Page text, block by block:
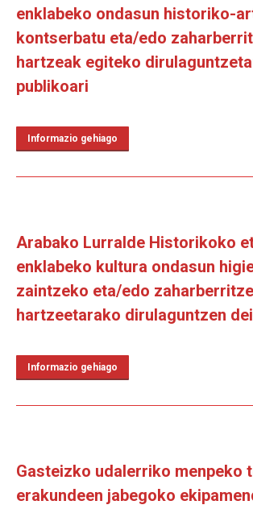
enklabeko ondasun historiko-
kontserbatu eta/edo
hartzeak egiteko
publikoari
Informazio gehiago
Arabako Lurralde Historikoko
enklabeko kultura ondasun
zaintzeko eta/edo
hartzeetarako dirulaguntzen
Informazio gehiago
Gasteizko udalerriko menpeko
erakundeen jabegoko